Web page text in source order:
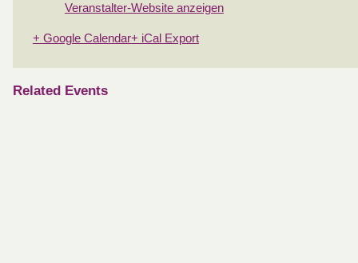
Veranstalter-Website anzeigen
+ Google Calendar+ iCal Export
Related Events